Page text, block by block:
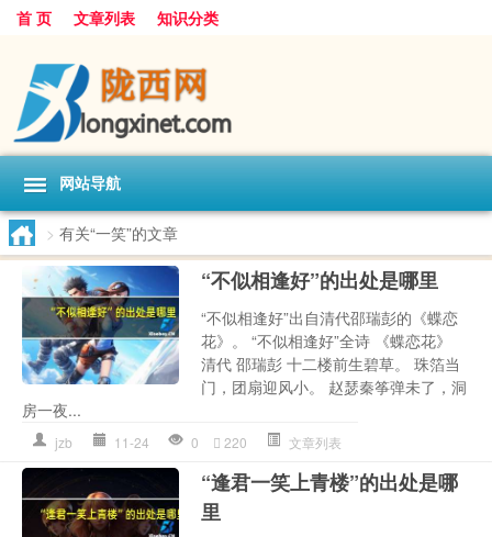
首 页 文章列表 知识分类
网站导航
> 有关“一笑”的文章
“不似相逢好”的出处是哪里
“不似相逢好”出自清代邵瑞彭的《蝶恋
花》。 “不似相逢好”全诗 《蝶恋花》
清代 邵瑞彭 十二楼前生碧草。 珠箔当
门，团扇迎风小。 赵瑟秦筝弹未了，洞
房一夜...
jzb 11-24 0 220 文章列表
“逢君一笑上青楼”的出处是哪
里